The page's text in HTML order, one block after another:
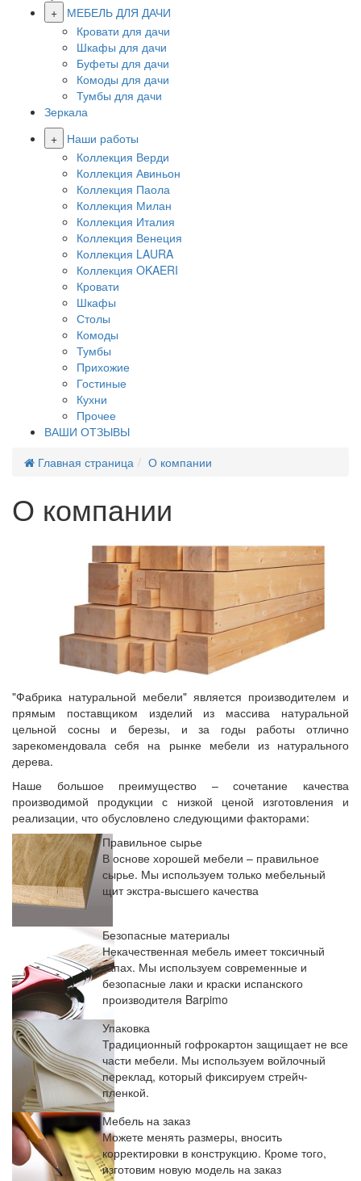
+
МЕБЕЛЬ ДЛЯ ДАЧИ
Кровати для дачи
Шкафы для дачи
Буфеты для дачи
Комоды для дачи
Тумбы для дачи
Зеркала
+
Наши работы
Коллекция Верди
Коллекция Авиньон
Коллекция Паола
Коллекция Милан
Коллекция Италия
Коллекция Венеция
Коллекция LAURA
Коллекция OKAERI
Кровати
Шкафы
Столы
Комоды
Тумбы
Прихожие
Гостиные
Кухни
Прочее
ВАШИ ОТЗЫВЫ
Главная страница
О компании
О компании
"Фабрика натуральной мебели" является производителем и
прямым поставщиком изделий из массива натуральной
цельной сосны и березы, и за годы работы отлично
зарекомендовала себя на рынке мебели из натурального
дерева.
Наше большое преимущество – сочетание качества
производимой продукции с низкой ценой изготовления и
реализации, что обусловлено следующими факторами:
Правильное сырье
В основе хорошей мебели – правильное
сырье. Мы используем только мебельный
щит экстра-высшего качества
Безопасные материалы
Некачественная мебель имеет токсичный
запах. Мы используем современные и
безопасные лаки и краски испанского
производителя Barpimo
Упаковка
Традиционный гофрокартон защищает не все
части мебели. Мы используем войлочный
переклад, который фиксируем стрейч-
пленкой.
Мебель на заказ
Можете менять размеры, вносить
корректировки в конструкцию. Кроме того,
изготовим новую модель на заказ